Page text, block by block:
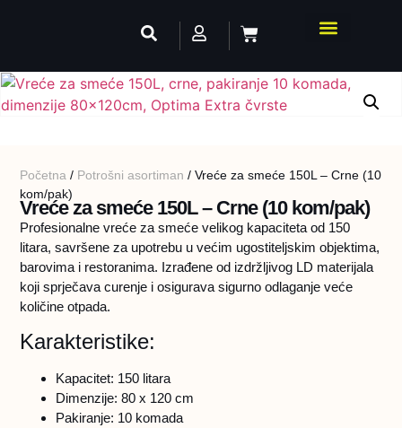
Početna / Potrošni asortiman / Vreće za smeće 150L – Crne (10
kom/pak)
Vreće za smeće 150L – Crne (10 kom/pak)
Profesionalne vreće za smeće velikog kapaciteta od 150
litara, savršene za upotrebu u većim ugostiteljskim objektima,
barovima i restoranima. Izrađene od izdržljivog LD materijala
koji sprječava curenje i osigurava sigurno odlaganje veće
količine otpada.
Karakteristike:
Kapacitet: 150 litara
Dimenzije: 80 x 120 cm
Pakiranje: 10 komada